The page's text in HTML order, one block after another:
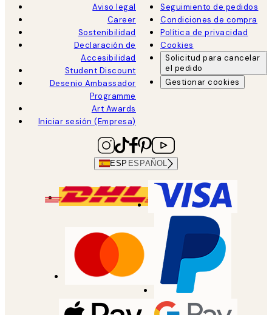
Aviso legal
Career
Sostenibilidad
Declaración de
Accesibilidad
Student Discount
Desenio Ambassador
Programme
Art Awards
Iniciar sesión (Empresa)
Seguimiento de pedidos
Condiciones de compra
Política de privacidad
Cookies
Solicitud para cancelar
el pedido
Gestionar cookies
ESP ESPAÑOL